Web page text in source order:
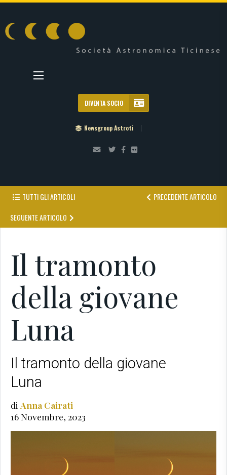
DIVENTA SOCIO
Newsgroup Astroti
TUTTI GLI ARTICOLI
PRECEDENTE ARTICOLO
SEGUENTE ARTICOLO
Il tramonto
della giovane
Luna
Il tramonto della giovane
Luna
di Anna Cairati
16 Novembre, 2023